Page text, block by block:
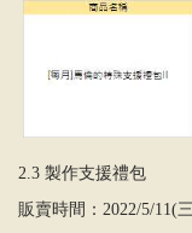
2.3 製作支援禮包
販賣時間：2022/5/11(